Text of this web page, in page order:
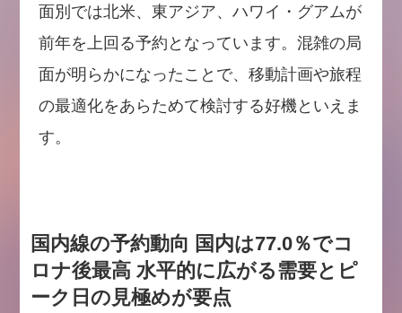
面別では北米、東アジア、ハワイ・グアムが
前年を上回る予約となっています。混雑の局
面が明らかになったことで、移動計画や旅程
の最適化をあらためて検討する好機といえま
す。
国内線の予約動向 国内は77.0％でコ
ロナ後最高 水平的に広がる需要とピ
ーク日の見極めが要点